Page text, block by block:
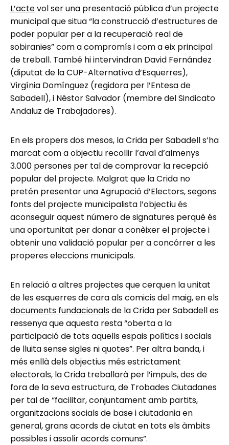
L’actevol ser una presentació pública d’un projecte
municipal que situa “la construcció d’estructures de
poder popular per a la recuperació real de
sobiranies” com a compromís i com a eix principal
de treball. També hi intervindran David Fernández
(diputat de la CUP-Alternativa d’Esquerres),
Virgínia Domínguez (regidora per l’Entesa de
Sabadell), i Néstor Salvador (membre del Sindicato
Andaluz de Trabajadores).
En els propers dos mesos, la Crida per Sabadell s’ha
marcat com a objectiu recollir l’aval d’almenys
3.000 persones per tal de comprovar la recepció
popular del projecte. Malgrat que la Crida no
pretén presentar una Agrupació d’Electors, segons
fonts del projecte municipalista l’objectiu és
aconseguir aquest número de signatures perquè és
una oportunitat per donar a conèixer el projecte i
obtenir una validació popular per a concórrer a les
properes eleccions municipals.
En relació a altres projectes que cerquen la unitat
de les esquerres de cara als comicis del maig, en els
documents fundacionalsde la Crida per Sabadell es
ressenya que aquesta resta “oberta a la
participació de tots aquells espais polítics i socials
de lluita sense sigles ni quotes”. Per altra banda, i
més enllà dels objectius més estrictament
electorals, la Crida treballarà per l’impuls, des de
fora de la seva estructura, de Trobades Ciutadanes
per tal de “facilitar, conjuntament amb partits,
organitzacions socials de base i ciutadania en
general, grans acords de ciutat en tots els àmbits
possibles i assolir acords comuns”.